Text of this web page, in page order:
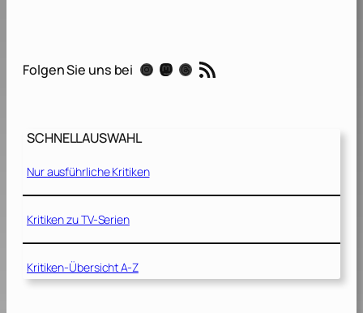
a
i
M
e
t
d
e
Folgen Sie uns bei Instagram Mastodon Threads RSS-Feed
SCHNELLAUSWAHL
Nur ausführliche Kritiken
Kritiken zu TV-Serien
Kritiken-Übersicht A-Z